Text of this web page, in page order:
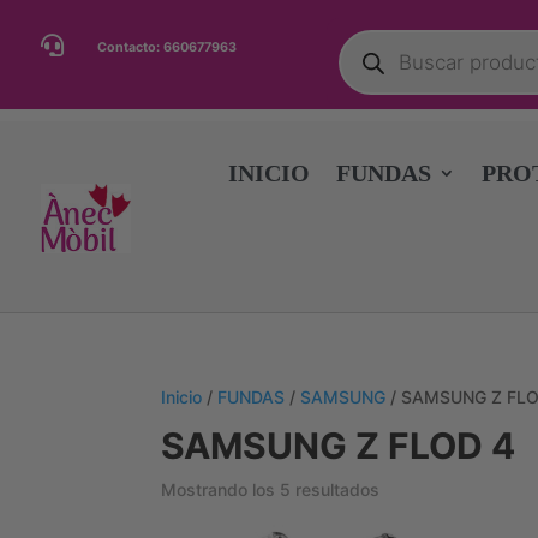
 Contacto: 660677963
Búsqueda
de
productos
INICIO FUNDAS
Inicio / FUNDAS / SAMSUNG / SAMSUNG Z
SAMSUNG Z FLOD 4
Mostrando los 5 resultados